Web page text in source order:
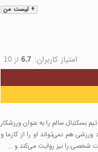
+ لیست من
امتیاز کاربران: 6.7 از 10
بسکتبال سالم را به عنوان ورزشکار
هم نمی‌تواند او را از کارما و
شخصی را نیز روایت می‌کند و ...